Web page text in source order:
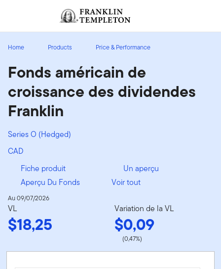
Header menu toggle
Ouverture de session
Home Products Price & Performance
Fonds américain de
croissance des dividendes
Franklin
Series O (Hedged)
CAD
Fiche produit
Un aperçu
Aperçu Du Fonds
Voir tout
Au 09/07/2026
VL
$18,25
Variation de la VL
$0,09
(0,47%)